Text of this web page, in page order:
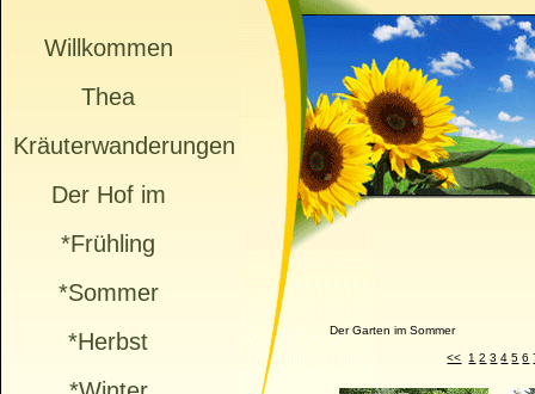
Willkommen
Thea
Kräuterwanderungen
Der Hof im
*Frühling
*Sommer
*Herbst
Der Garten im Sommer
<< 1 2 3 4 5 6